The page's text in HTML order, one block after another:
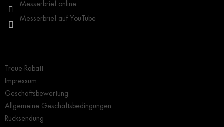
Messerbrief.online
Messerbrief auf YouTube
Treue-Rabatt
Impressum
Geschäftsbewertung
Allgemeine Geschäftsbedingungen
Rücksendung